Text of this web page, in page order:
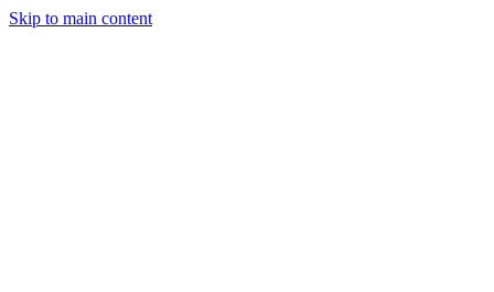
Skip to main content